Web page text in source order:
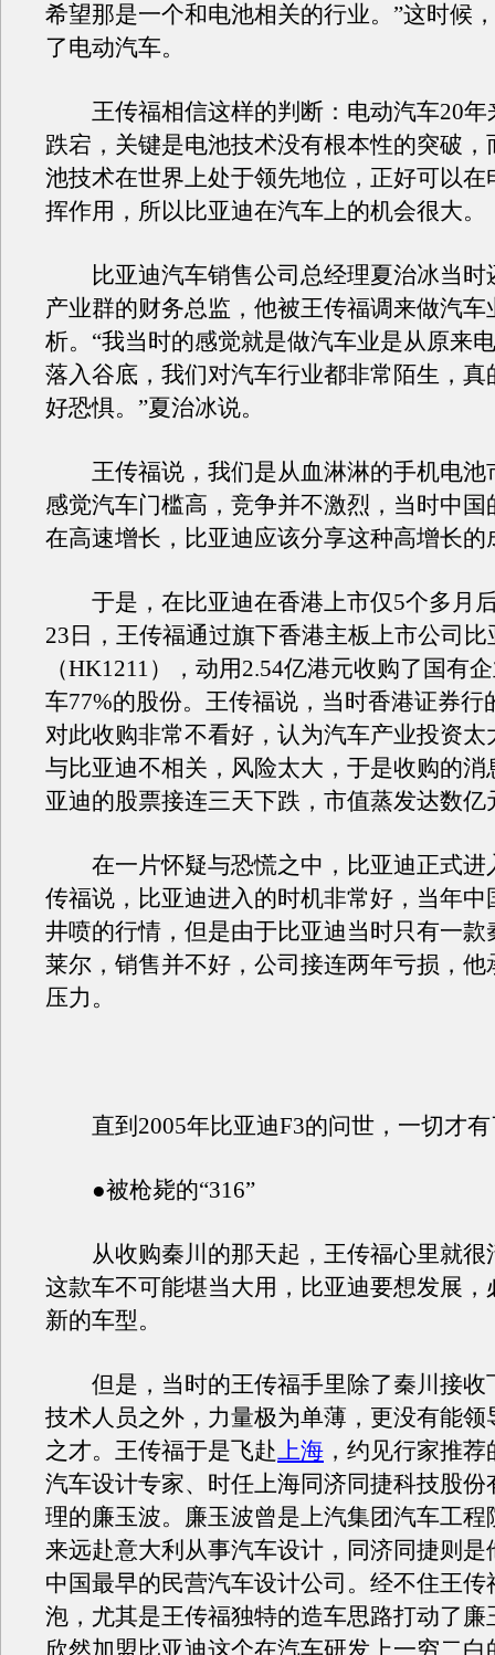
希望那是一个和电池相关的行业。”这时候
了电动汽车。
王传福相信这样的判断：电动汽车20年
跌宕，关键是电池技术没有根本性的突破，
池技术在世界上处于领先地位，正好可以在
挥作用，所以比亚迪在汽车上的机会很大。
比亚迪汽车销售公司总经理夏治冰当时
产业群的财务总监，他被王传福调来做汽车
析。“我当时的感觉就是做汽车业是从原来
落入谷底，我们对汽车行业都非常陌生，真
好恐惧。”夏治冰说。
王传福说，我们是从血淋淋的手机电池
感觉汽车门槛高，竞争并不激烈，当时中国
在高速增长，比亚迪应该分享这种高增长的
于是，在比亚迪在香港上市仅5个多月
23日，王传福通过旗下香港主板上市公司比
（HK1211），动用2.54亿港元收购了国有
车77%的股份。王传福说，当时香港证券行
对此收购非常不看好，认为汽车产业投资太
与比亚迪不相关，风险太大，于是收购的消
亚迪的股票接连三天下跌，市值蒸发达数亿
在一片怀疑与恐慌之中，比亚迪正式进
传福说，比亚迪进入的时机非常好，当年中
井喷的行情，但是由于比亚迪当时只有一款
莱尔，销售并不好，公司接连两年亏损，他
压力。
直到2005年比亚迪F3的问世，一切才有
●被枪毙的“316”
从收购秦川的那天起，王传福心里就很
这款车不可能堪当大用，比亚迪要想发展，
新的车型。
但是，当时的王传福手里除了秦川接收
技术人员之外，力量极为单薄，更没有能领
之才。王传福于是飞赴上海 ，约见行家推
汽车设计专家、时任上海同济同捷科技股份
理的廉玉波。廉玉波曾是上汽集团汽车工程
来远赴意大利从事汽车设计，同济同捷则是
中国最早的民营汽车设计公司。经不住王传
泡，尤其是王传福独特的造车思路打动了廉
欣然加盟比亚迪这个在汽车研发上一穷二白